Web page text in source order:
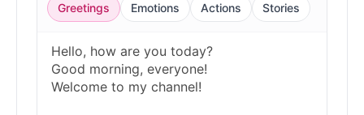
Male @IdeaSynth
Greetings Emotions Actions Stories